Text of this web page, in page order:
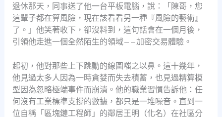
退休那天，同事送了他一台平板電腦，說：「陳哥，您
這輩子都在算風險，現在該看看另一種『風險的藝術』
了。」他笑著收下，卻沒料到，這句話會在一個月後，
引領他走進一個全然陌生的領域——加密交易體驗。
起初，他對那些上下跳動的線圖嗤之以鼻。這十幾年，
他見過太多人因為一時貪婪而失去積蓄，也見過精算模
型因為忽略極端事件而崩潰。他的職業習慣告訴他：任
何沒有工業標準支撐的數據，都只是一堆噪音。直到一
位自稱「區塊鏈工程師」的鄰居王明（化名）在社區分